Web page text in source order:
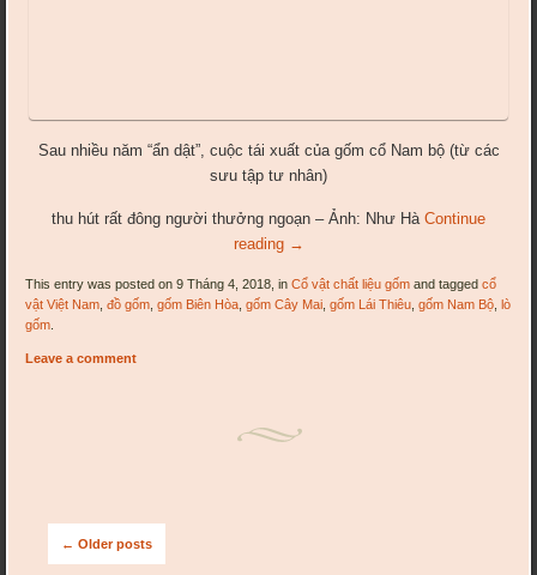
Sau nhiều năm “ẩn dật”, cuộc tái xuất của gốm cổ Nam bộ (từ các
sưu tập tư nhân)
thu hút rất đông người thưởng ngoạn – Ảnh: Như Hà Continue
reading →
This entry was posted on 9 Tháng 4, 2018, inCổ vật chất liệu gốm and taggedcổ
vật Việt Nam ,đồ gốm ,gốm Biên Hòa ,gốm Cây Mai ,gốm Lái Thiêu ,gốm Nam Bộ ,lò
gốm
Leave a comment
Post navigation
← Older posts